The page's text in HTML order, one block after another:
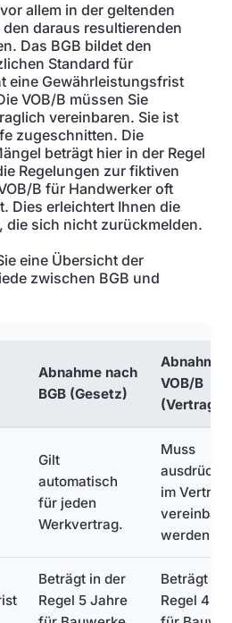
allem in der geltenden
daraus resultierenden
Das BGB bildet den
Standard für
eine Gewährleistungsfrist
VOB/B müssen Sie
vereinbaren. Sie ist
zugeschnitten. Die
beträgt hier in der Regel
Regelungen zur fiktiven
B für Handwerker oft
Dies erleichtert Ihnen die
die sich nicht zurückmelden.
eine Übersicht der
zwischen BGB und
Abnahme nach
BGB (Gesetz)
Abnahme
VOB/B
(Vertrag)
Gilt
automatisch
für jeden
Werkvertrag.
Muss
im Vertrag
vereinbart
werden.
Beträgt in der
Regel 5 Jahre
Beträgt in
Regel 4